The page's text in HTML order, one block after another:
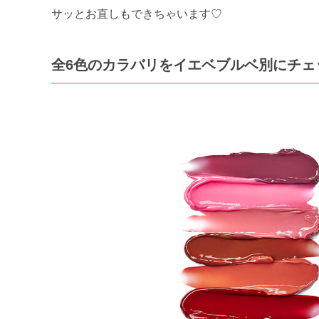
サッとお直しもできちゃいます♡
全6色のカラバリをイエベブルベ別にチェ